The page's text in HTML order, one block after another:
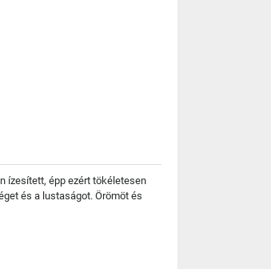
ízesített, épp ezért tökéletesen
és a lustaságot. Örömöt és